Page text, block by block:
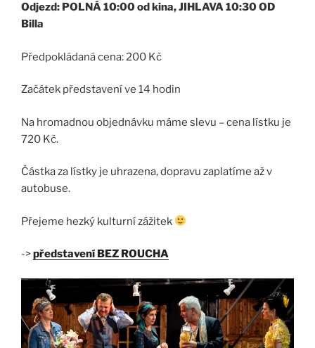
Odjezd: POLNÁ 10:00 od kina, JIHLAVA 10:30 OD
Billa
Předpokládaná cena: 200 Kč
Začátek představení ve 14 hodin
Na hromadnou objednávku máme slevu – cena lístku je
720 Kč.
Částka za lístky je uhrazena, dopravu zaplatíme až v
autobuse.
Přejeme hezký kulturní zážitek
->představení BEZ ROUCHA